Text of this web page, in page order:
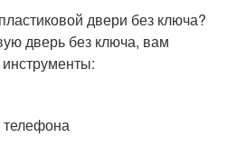
двери без ключа?
дверь без ключа, вам
телефона